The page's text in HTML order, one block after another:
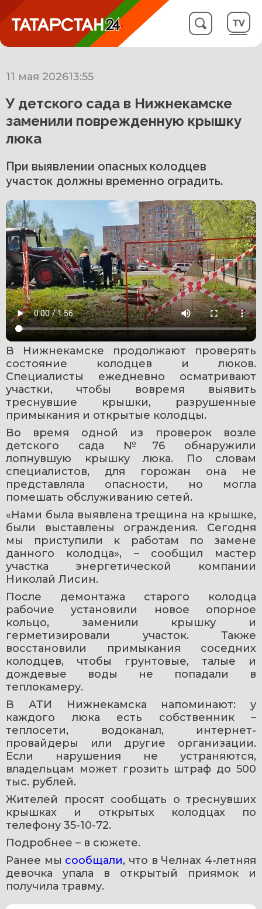
11 мая 202613:55
У детского сада в Нижнекамске
заменили поврежденную крышку
люка
При выявлении опасных колодцев
участок должны временно оградить.
В Нижнекамске продолжают проверять
состояние колодцев и люков.
Специалисты ежедневно осматривают
участки, чтобы вовремя выявить
треснувшие крышки, разрушенные
примыкания и открытые колодцы.
Во время одной из проверок возле
детского сада №76 обнаружили
лопнувшую крышку люка. По словам
специалистов, для горожан она не
представляла опасности, но могла
помешать обслуживанию сетей.
«Нами была выявлена трещина на крышке,
были выставлены ограждения. Сегодня
мы приступили к работам по замене
данного колодца», – сообщил мастер
участка энергетической компании
Николай Лисин.
После демонтажа старого колодца
рабочие установили новое опорное
кольцо, заменили крышку и
герметизировали участок. Также
восстановили примыкания соседних
колодцев, чтобы грунтовые, талые и
дождевые воды не попадали в
теплокамеру.
В АТИ Нижнекамска напоминают: у
каждого люка есть собственник –
теплосети, водоканал, интернет-
провайдеры или другие организации.
Если нарушения не устраняются,
владельцам может грозить штраф до 500
тыс. рублей.
Жителей просят сообщать о треснувших
крышках и открытых колодцах по
телефону 35-10-72.
Подробнее – в сюжете.
Ранее мы сообщали, что в Челнах 4-летняя
девочка упала в открытый приямок и
получила травму.